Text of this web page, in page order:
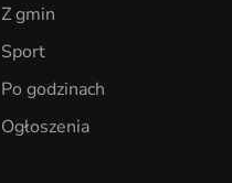
Z gmin
Sport
Po godzinach
Ogłoszenia